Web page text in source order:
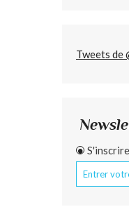
Tweets de
S'inscrire